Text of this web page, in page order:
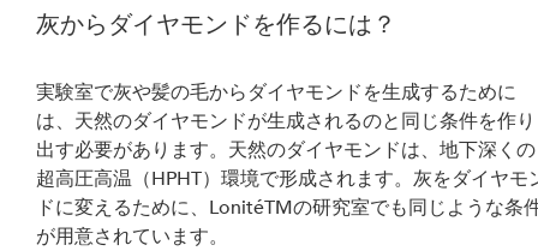
灰からダイヤモンドを作るには？
実験室で灰や髪の毛からダイヤモンドを生成するために
は、天然のダイヤモンドが生成されるのと同じ条件を作り
出す必要があります。天然のダイヤモンドは、地下深くの
超高圧高温（HPHT）環境で形成されます。灰をダイヤモ
ドに変えるために、LonitéTMの研究室でも同じような条
が用意されています。